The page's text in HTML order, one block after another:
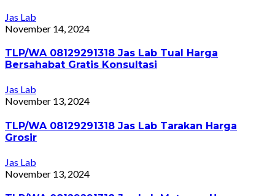
Jas Lab
November 14, 2024
TLP/WA 08129291318 Jas Lab Tual Harga
Bersahabat Gratis Konsultasi
Jas Lab
November 13, 2024
TLP/WA 08129291318 Jas Lab Tarakan Harga
Grosir
Jas Lab
November 13, 2024